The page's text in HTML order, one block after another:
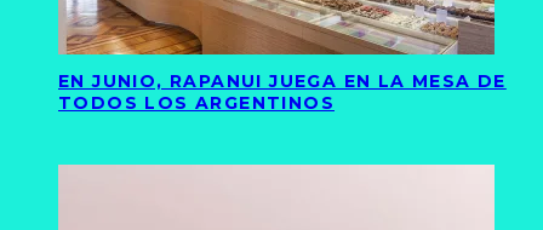
EN JUNIO, RAPANUI JUEGA EN LA MESA DE
TODOS LOS ARGENTINOS